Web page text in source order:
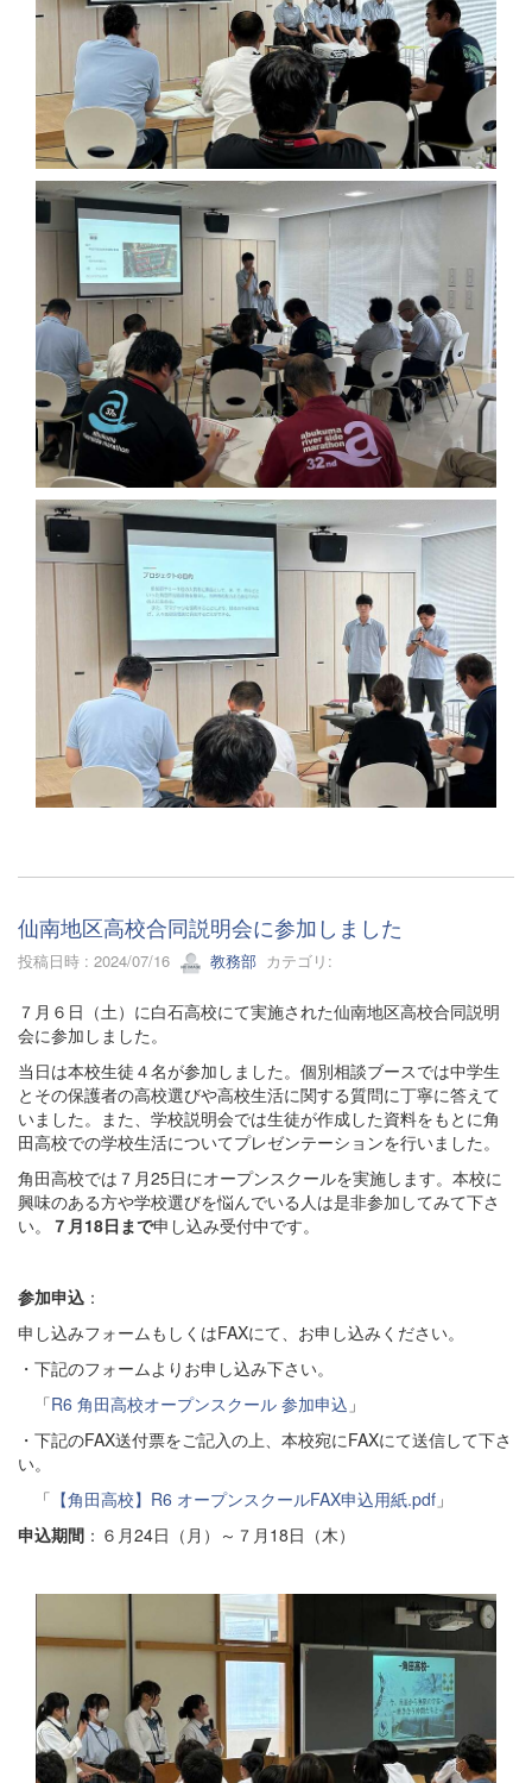
仙南地区高校合同説明会に参加しました
投稿日時 : 2024/07/16 教務部 カテゴリ:
７月６日（土）に白石高校にて実施された仙南地区高校合同説明
会に参加しました。
当日は本校生徒４名が参加しました。個別相談ブースでは中学生
とその保護者の高校選びや高校生活に関する質問に丁寧に答えて
いました。また、学校説明会では生徒が作成した資料をもとに角
田高校での学校生活についてプレゼンテーションを行いました。
角田高校では７月25日にオープンスクールを実施します。本校に
興味のある方や学校選びを悩んでいる人は是非参加してみて下さ
い。
７月18日まで申し込み受付中です。
参加申込 ：
申し込みフォームもしくはFAXにて、お申し込みください。
・下記のフォームよりお申し込み下さい。
「R6 角田高校オープンスクール 参加申込 」
・下記のFAX送付票をご記入の上、本校宛にFAXにて送信して下さ
い。
「 【角田高校】R6 オープンスクールFAX申込用紙.pdf 」
申込期間 ：６月24日（月）～７月18日（木）